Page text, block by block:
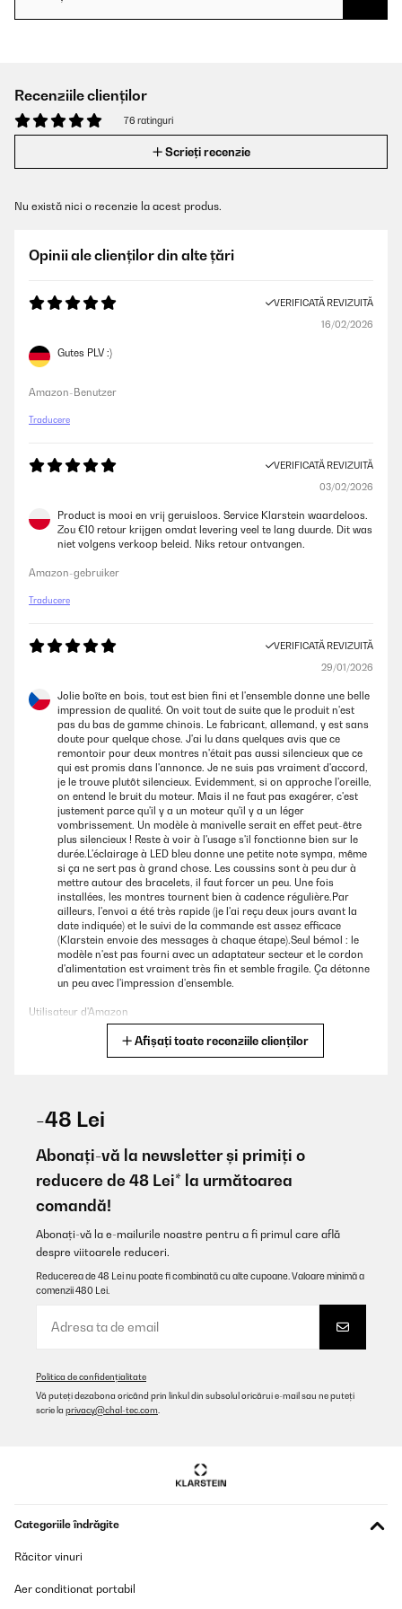
Recenziile clienților
76 ratinguri
Scrieți recenzie
Nu există nici o recenzie la acest produs.
Opinii ale clienților din alte țări
VERIFICATĂ REVIZUITĂ
16/02/2026
Gutes PLV :)
Amazon-Benutzer
Traducere
VERIFICATĂ REVIZUITĂ
03/02/2026
Product is mooi en vrij geruisloos. Service Klarstein waardeloos.
Zou €10 retour krijgen omdat levering veel te lang duurde. Dit was
niet volgens verkoop beleid. Niks retour ontvangen.
Amazon-gebruiker
Traducere
VERIFICATĂ REVIZUITĂ
29/01/2026
Jolie boîte en bois, tout est bien fini et l'ensemble donne une belle
impression de qualité. On voit tout de suite que le produit n'est
pas du bas de gamme chinois. Le fabricant, allemand, y est sans
doute pour quelque chose. J'ai lu dans quelques avis que ce
remontoir pour deux montres n'était pas aussi silencieux que ce
qui est promis dans l'annonce. Je ne suis pas vraiment d'accord,
je le trouve plutôt silencieux. Evidemment, si on approche l'oreille,
on entend le bruit du moteur. Mais il ne faut pas exagérer, c'est
justement parce qu'il y a un moteur qu'il y a un léger
vombrissement. Un modèle à manivelle serait en effet peut-être
plus silencieux ! Reste à voir à l'usage s'il fonctionne bien sur le
durée.L'éclairage à LED bleu donne une petite note sympa, même
si ça ne sert pas à grand chose. Les coussins sont à peu dur à
mettre autour des bracelets, il faut forcer un peu. Une fois
installées, les montres tournent bien à cadence régulière.Par
ailleurs, l'envoi a été très rapide (je l'ai reçu deux jours avant la
date indiquée) et le suivi de la commande est assez efficace
(Klarstein envoie des messages à chaque étape).Seul bémol : le
modèle n'est pas fourni avec un adaptateur secteur et le cordon
d'alimentation est vraiment très fin et semble fragile. Ça détonne
un peu avec l'impression d'ensemble.
Utilisateur d'Amazon
das am für Strom ein USB A Adapter benötigt. Da sollte man mit
der Zeit gehen.
Traducere
Der Klarstein Uhrenbeweger überzeugt mich rundum. Optisch
Automatikuhren auch stilvoll zu präsentieren.Er läuft sehr leise,
sind praktisch, um ihn auf unterschiedliche Werke einzustellen.
Die Uhren sitzen sicher in den Haltern und werden gleichmäßig
werde auch noch einen zweiten Kaufen, sobald ich eine weitere
Afișați toate recenziile clienților
-48 Lei
Abonați-vă la newsletter și primiți o
reducere de 48 Lei* la următoarea
comandă!
Abonați-vă la e-mailurile noastre pentru a fi primul care află
despre viitoarele reduceri.
Reducerea de 48 Lei nu poate fi combinată cu alte cupoane. Valoare minimă a
comenzii 480 Lei.
Politica de confidențialitate
Vă puteți dezabona oricând prin linkul din subsolul oricărui e-mail sau ne puteți
scrie la privacy@chal-tec.com
Categoriile îndrăgite
Răcitor vinuri
Aer conditionat portabil